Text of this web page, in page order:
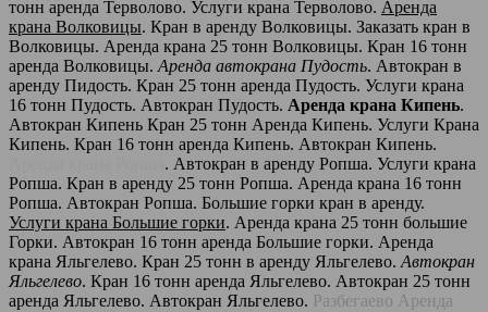
тонн аренда Терволово. Услуги крана Терволово. Аренда
крана Волковицы. Кран в аренду Волковицы. Заказать кран в
Волковицы. Аренда крана 25 тонн Волковицы. Кран 16 тонн
аренда Волковицы. Аренда автокрана Пудость. Автокран в
аренду Пидость. Кран 25 тонн аренда Пудость. Услуги крана
16 тонн Пудость. Автокран Пудость. Аренда крана Кипень.
Автокран Кипень Кран 25 тонн Аренда Кипень. Услуги Крана
Кипень. Кран 16 тонн аренда Кипень. Автокран Кипень.
. Автокран в аренду Ропша. Услуги крана
Ропша. Кран в аренду 25 тонн Ропша. Аренда крана 16 тонн
Ропша. Автокран Ропша. Большие горки кран в аренду.
Услуги крана Большие горки. Аренда крана 25 тонн большие
Горки. Автокран 16 тонн аренда Большие горки. Аренда
крана Яльгелево. Кран 25 тонн в аренду Яльгелево. Автокран
Яльгелево. Кран 16 тонн аренда Яльгелево. Автокран 25 тонн
аренда Яльгелево. Автокран Яльгелево. Разбегаево Аренда